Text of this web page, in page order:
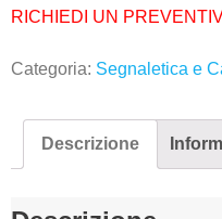
RICHIEDI UN
Categoria: Segnaletica e
Descrizione